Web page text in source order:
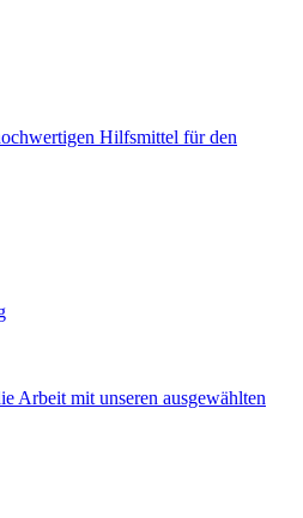
Hilfsmittel für den
Arbeit mit unseren ausgewählten